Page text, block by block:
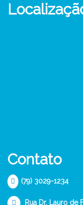
Contato
(79) 3029-1234
Rua Dr. Lauro de